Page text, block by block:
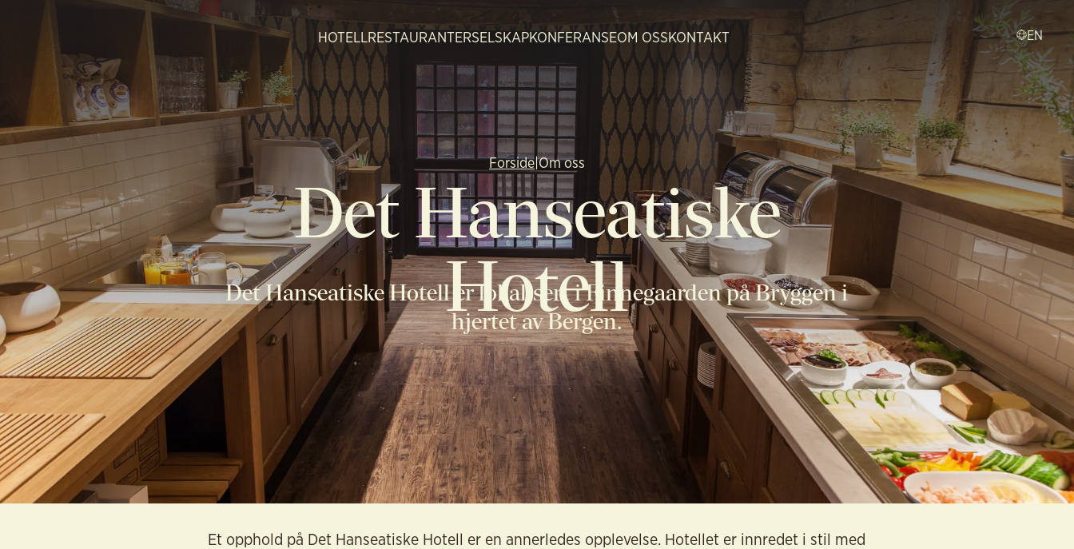
HOTELLRESTAURANTERSELSKAPKONFERANSEOM OSSKONTAKT EN
Forside|Om oss
Det Hanseatiske
Hotell
Det Hanseatiske Hotell er lokalisert i Finnegaarden på Bryggen i
hjertet av Bergen.
Et opphold på Det Hanseatiske Hotell er en annerledes opplevelse. Hotellet er innredet i stil med